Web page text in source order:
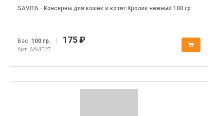
SAVITA - Консервы для кошек и котят Кролик нежный 100 гр
Вес: 100 гр. | 175 ₽
Арт. SAVIT27